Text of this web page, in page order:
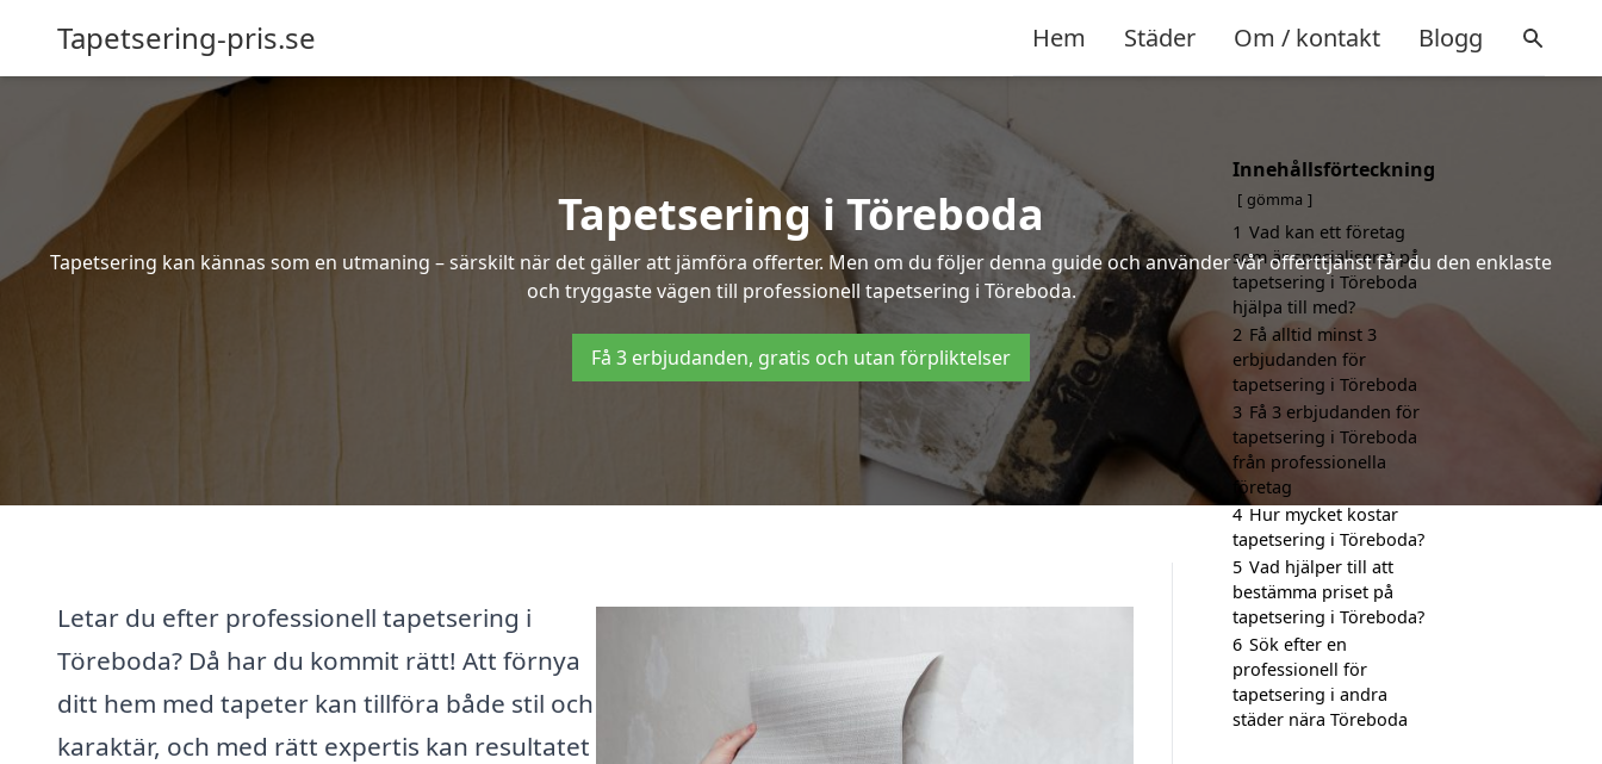
Tapetsering-pris.se Hem Städer Om / kontakt Blogg
Tapetsering i Töreboda
Tapetsering kan kännas som en utmaning – särskilt när det gäller att jämföra offerter. Men om du följer denna guide och använder vår offerttjänst får du den enklaste
och tryggaste vägen till professionell tapetsering i Töreboda.
Få 3 erbjudanden, gratis och utan förpliktelser
Letar du efter professionell tapetsering i
Töreboda? Då har du kommit rätt! Att förnya
ditt hem med tapeter kan tillföra både stil och
karaktär, och med rätt expertis kan resultatet
Innehållsförteckning
gömma
1 Vad kan ett företag
som är specialiserat på
tapetsering i Töreboda
hjälpa till med?
2 Få alltid minst 3
erbjudanden för
tapetsering i Töreboda
3 Få 3 erbjudanden för
tapetsering i Töreboda
från professionella
företag
4 Hur mycket kostar
tapetsering i Töreboda?
5 Vad hjälper till att
bestämma priset på
tapetsering i Töreboda?
6 Sök efter en
professionell för
tapetsering i andra
städer nära Töreboda